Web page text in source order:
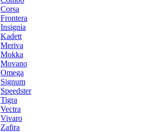
Corsa
Frontera
Insignia
Kadett
Meriva
Mokka
Movano
Omega
Signum
Speedster
Tigra
Vectra
Vivaro
Zafira